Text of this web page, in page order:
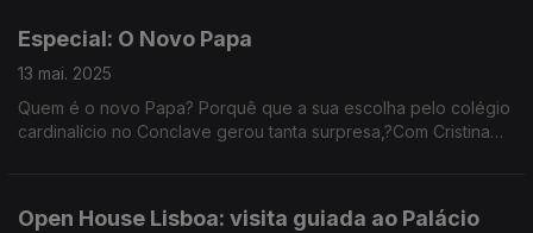
Especial: O Novo Papa
13 mai. 2025
Quem é o novo Papa? Porquê que a sua escolha pelo colégio
cardinalício no Conclave gerou tanta surpresa,?Com Cristina
Open House Lisboa: visita guiada ao Palácio